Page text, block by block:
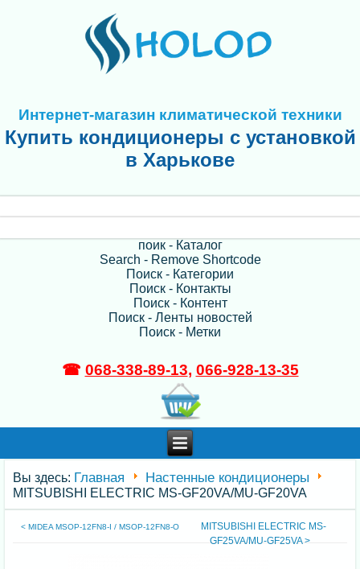
Интернет-магазин климатической техники
Купить кондиционеры с установкой
в Харькове
поик - Каталог
Search - Remove Shortcode
Поиск - Категории
Поиск - Контакты
Поиск - Контент
Поиск - Ленты новостей
Поиск - Метки
☎ 068-338-89-13, 066-928-13-35
Вы здесь: Главная Настенные кондиционеры
MITSUBISHI ELECTRIC MS-GF20VA/MU-GF20VA
< MIDEA MSOP-12FN8-I / MSOP-12FN8-O
MITSUBISHI ELECTRIC MS-
GF25VA/MU-GF25VA >